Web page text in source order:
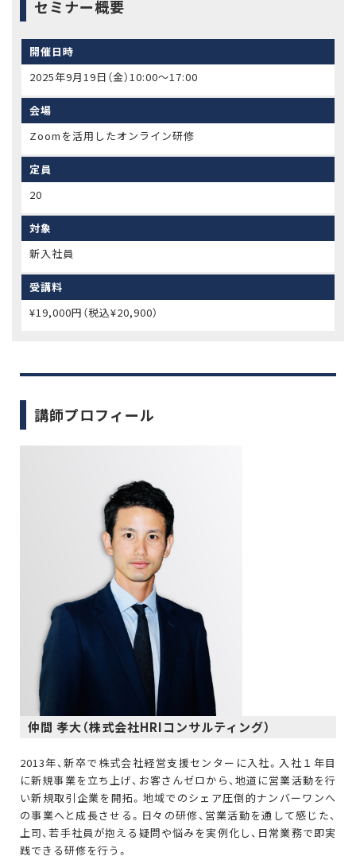
セミナー概要
開催日時
2025年9月19日（金）10:00〜17:00
会場
Zoomを活用したオンライン研修
定員
20
対象
新入社員
受講料
¥19,000円（税込¥20,900）
講師プロフィール
仲間 孝大（株式会社HRIコンサルティング）
2013年、新卒で株式会社経営支援センターに入社。入社１年目
に新規事業を立ち上げ、お客さんゼロから、地道に営業活動を行
い新規取引企業を開拓。地域でのシェア圧倒的ナンバーワンへ
の事業へと成長させる。日々の研修、営業活動を通して感じた、
上司、若手社員が抱える疑問や悩みを実例化し、日常業務で即実
践できる研修を行う。